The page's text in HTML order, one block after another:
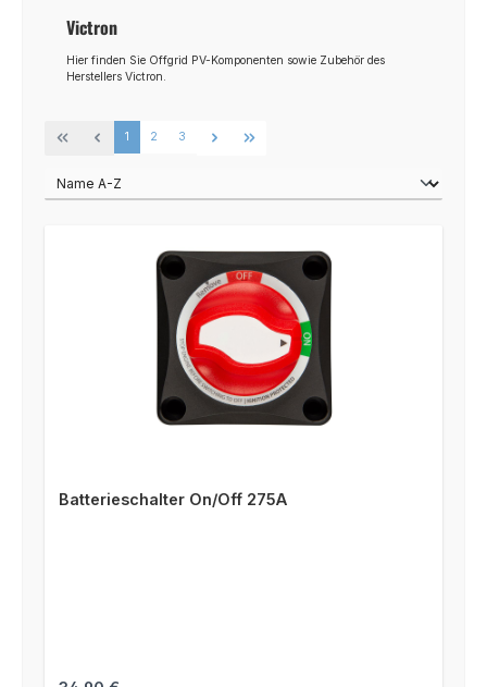
Victron
Hier finden Sie Offgrid PV-Komponenten sowie Zubehör des
Herstellers Victron.
Seite
1 Seite
2 Seite
3
Batterieschalter On/Off 275A